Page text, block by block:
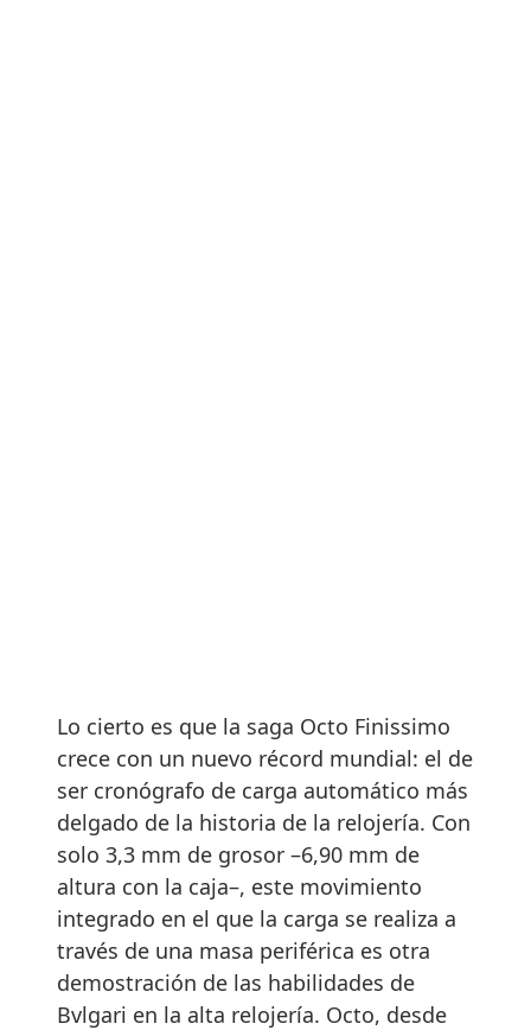
Lo cierto es que la saga Octo Finissimo
crece con un nuevo récord mundial: el de
ser cronógrafo de carga automático más
delgado de la historia de la relojería. Con
solo 3,3 mm de grosor –6,90 mm de
altura con la caja–, este movimiento
integrado en el que la carga se realiza a
través de una masa periférica es otra
demostración de las habilidades de
Bvlgari en la alta relojería. Octo, desde